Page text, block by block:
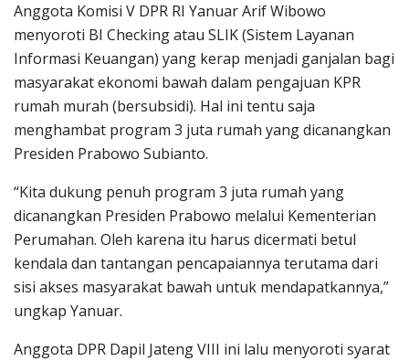
Anggota Komisi V DPR RI Yanuar Arif Wibowo
menyoroti BI Checking atau SLIK (Sistem Layanan
Informasi Keuangan) yang kerap menjadi ganjalan bagi
masyarakat ekonomi bawah dalam pengajuan KPR
rumah murah (bersubsidi). Hal ini tentu saja
menghambat program 3 juta rumah yang dicanangkan
Presiden Prabowo Subianto.
“Kita dukung penuh program 3 juta rumah yang
dicanangkan Presiden Prabowo melalui Kementerian
Perumahan. Oleh karena itu harus dicermati betul
kendala dan tantangan pencapaiannya terutama dari
sisi akses masyarakat bawah untuk mendapatkannya,”
ungkap Yanuar.
Anggota DPR Dapil Jateng VIII ini lalu menyoroti syarat